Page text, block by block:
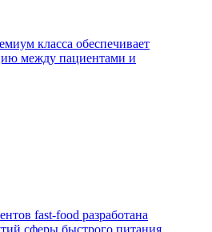
класса обеспечивает
между пациентами и
fast-food разработана